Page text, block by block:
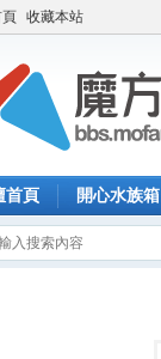
收藏本站
首頁 開心水族箱